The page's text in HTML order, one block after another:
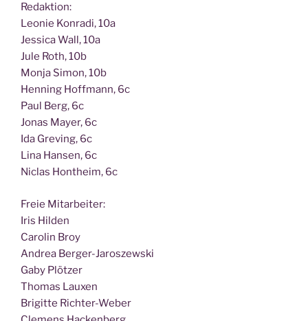
Redak­ti­on:
Leo­nie Kon­ra­di, 10a
Jes­si­ca Wall, 10a
Jule Roth, 10b
Mon­ja Simon, 10b
Hen­ning Hoff­mann, 6c
Paul Berg, 6c
Jonas May­er, 6c
Ida Gre­ving, 6c
Lina Han­sen, 6c
Nic­las Hont­heim, 6c
Freie Mit­ar­bei­ter:
Iris Hilden
Caro­lin Broy
Andrea Berger-Jaroszewski
Gaby Plötzer
Tho­mas Lauxen
Bri­git­te Richter-Weber